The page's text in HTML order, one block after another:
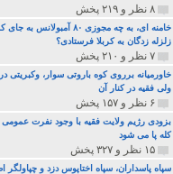
۸ نظر و ۲۱۹ پخش
خامنه ای، به چه مجوزی ۸۰ آمبولانس
زلزله زدگان به کربلا فرستادی؟
۷ نظر و ۲۱۰ پخش
خاورمیانه برروی کوه باروتی سوار، وکبریتی
ولی فقیه در کنار آن
۶ نظر و ۱۵۷ پخش
بزودی رژیم ولایت فقیه با وجود نفرت عمومی
کله پا می شود
۱۵ نظر و ۳۲۷ پخش
سپاه پاسداران، سپاه اختاپوس دزد و چپاولگر